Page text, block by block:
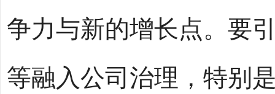
争力与新的增长点。要
等融入公司治理，特别